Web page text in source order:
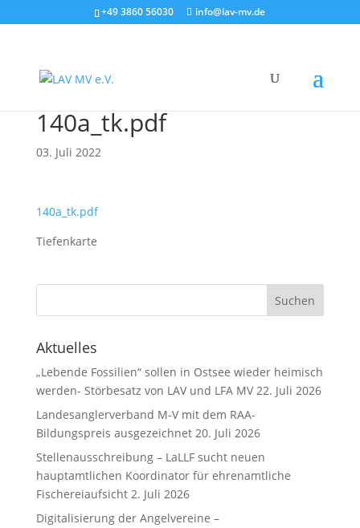
+49 3860 56030 info@lav-mv.de
140a_tk.pdf
03. Juli 2022
140a_tk.pdf
Tiefenkarte
Aktuelles
„Lebende Fossilien“ sollen in Ostsee wieder heimisch
werden- Störbesatz von LAV und LFA MV 22. Juli 2026
Landesanglerverband M-V mit dem RAA-
Bildungspreis ausgezeichnet 20. Juli 2026
Stellenausschreibung – LaLLF sucht neuen
hauptamtlichen Koordinator für ehrenamtliche
Fischereiaufsicht 2. Juli 2026
Digitalisierung der Angelvereine –